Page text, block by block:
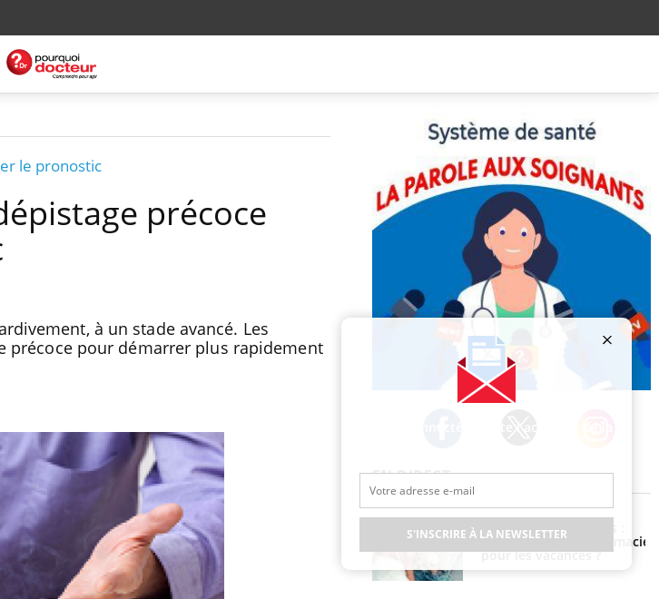
le pronostic
précoce
à un stade avancé. Les
précoce pour démarrer plus rapidement
EN DIRECT
survenir
?
Éclipse solaire du 12 août :
“Des verres adaptés, c'est
indispensable pour la
Bébés, jeunes enfants :
quelle trousse à pharmacie
pour les vacances ?
S'INSCRIRE À LA NEWSLETTER